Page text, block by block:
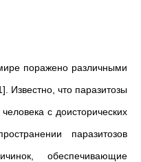
поражено различными
Известно, что паразитозы
с доисторических
паразитозов
обеспечивающие